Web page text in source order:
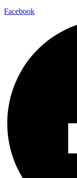
Facebook